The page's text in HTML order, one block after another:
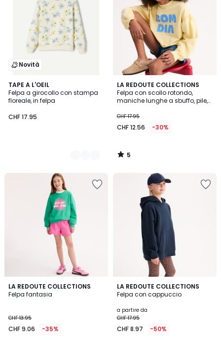
Novità
TAPE A L'OEIL
Felpa a girocollo con stampa
floreale, in felpa
CHF 17.95
2
Colori
LA REDOUTE COLLECTIONS
Felpa con scollo rotondo,
maniche lunghe a sbuffo, pile,
CHF 17.95
CHF 12.56 -30%
5
/
5
5
/
LA REDOUTE COLLECTIONS
Felpa fantasia
CHF 13.95
CHF 9.06 -35%
LA REDOUTE COLLECTIONS
Felpa con cappuccio
a partire da
CHF 17.95
CHF 8.97 -50%
4.6
/ 5
5
Colori